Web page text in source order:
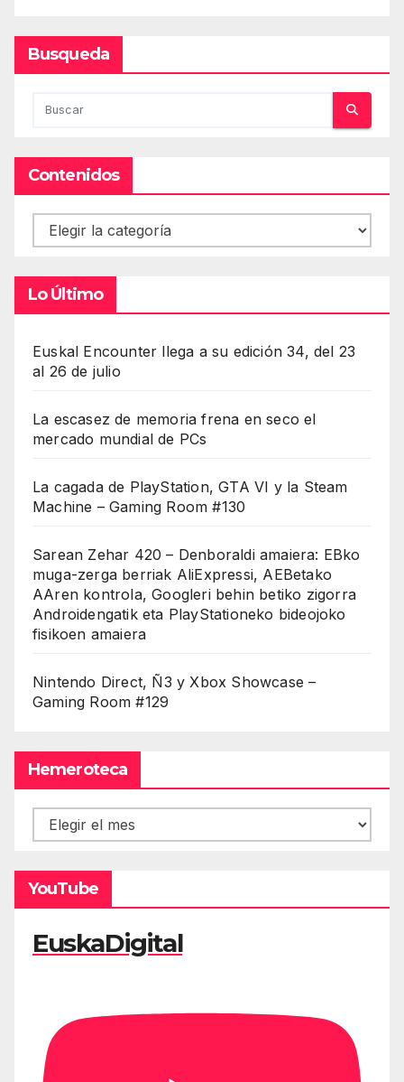
Busqueda
Contenidos
Contenidos
Lo Último
Euskal Encounter llega a su edición 34, del 23
al 26 de julio
La escasez de memoria frena en seco el
mercado mundial de PCs
La cagada de PlayStation, GTA VI y la Steam
Machine – Gaming Room #130
Sarean Zehar 420 – Denboraldi amaiera: EBko
muga-zerga berriak AliExpressi, AEBetako
AAren kontrola, Googleri behin betiko zigorra
Androidengatik eta PlayStationeko bideojoko
fisikoen amaiera
Nintendo Direct, Ñ3 y Xbox Showcase –
Gaming Room #129
Hemeroteca
Hemeroteca
YouTube
EuskaDigital